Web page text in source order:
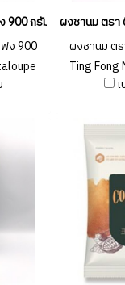
กรัม Ting Fong
ง 900
ผงชานม ตรา
ผงชานม ต
Ting Fong